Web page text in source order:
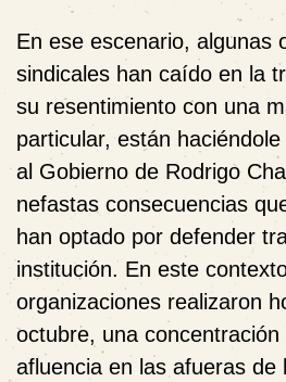
En ese escenario, algunas
sindicales han caído en la
su resentimiento con una
particular, están
al Gobierno de Rodrigo
nefastas consecuencias
han optado por defender
institución. En este
organizaciones realizaron
octubre, una
afluencia en las afueras de